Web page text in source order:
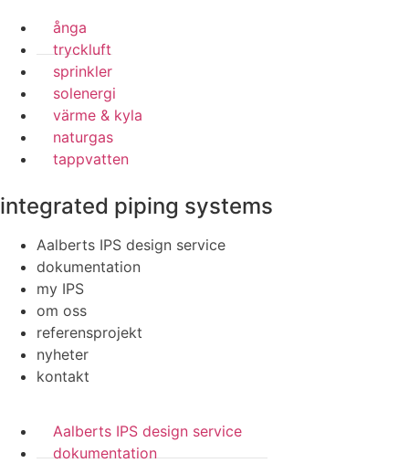
ånga
tryckluft
sprinkler
solenergi
värme & kyla
naturgas
tappvatten
integrated piping systems
Aalberts IPS design service
dokumentation
my IPS
om oss
referensprojekt
nyheter
kontakt
Aalberts IPS design service
dokumentation